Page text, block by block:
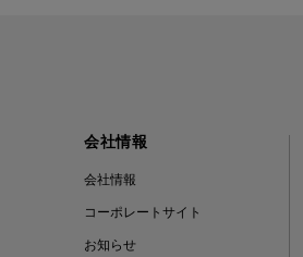
会社情報
会社情報
コーポレートサイト
お知らせ